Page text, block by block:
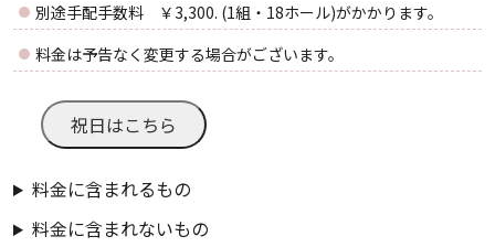
別途手配手数料 ￥3,300. (1組・18ホール)がかかります。
料金は予告なく変更する場合がございます。
祝日はこちら
料金に含まれるもの
料金に含まれないもの